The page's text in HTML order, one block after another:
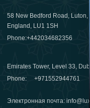
58 New Bedford Road, Luton,
England, LU1 1SH
Phone:+442034682356
Emirates Tower, Level 33,
Phone:+971552944761
Электронная почта: